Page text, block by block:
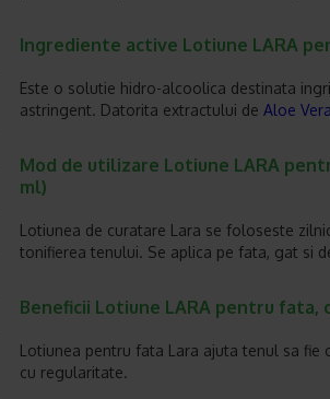
Ingrediente active Lotiune LARA
Este o solutie hidro-alcoolica destinata
astringent. Datorita extractului de Aloe Vera
Mod de utilizare Lotiune LARA
ml)
Lotiunea de curatare Lara se foloseste
tonifierea tenului. Se aplica pe fata, gat si
Beneficii Lotiune LARA pentru fata,
Lotiunea pentru fata Lara ajuta tenul sa
cu regularitate.